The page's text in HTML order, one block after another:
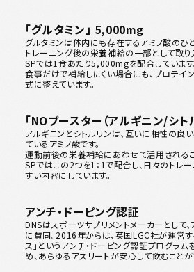
「グルタミン」 5,000mg
グルタミンは体内にも存在するアミノ酸のひと
トレーニング後の栄養補給の一部として取り
SPでは1食あたり5,000mgを配合しています
食事だけで補給しにくい場合にも、プロテイ
式に整えています。
「NOブースター（アルギニン/シト
アルギニンとシトルリンは、互いに相性の良
ているアミノ酸です。
運動前後の栄養補給にあわせて活用される
SPではこの2つを1：1で配合し、日々のトレ
すい内容にしています。
アンチ・ドーピング認証
DNSはスポーツサプリメントメーカーとして
に賛同。2016年からは、英国LGC社が運営す
ス」というアンチ・ドーピング認証プログラム
め、あらゆるアスリートが安心して飲むことが